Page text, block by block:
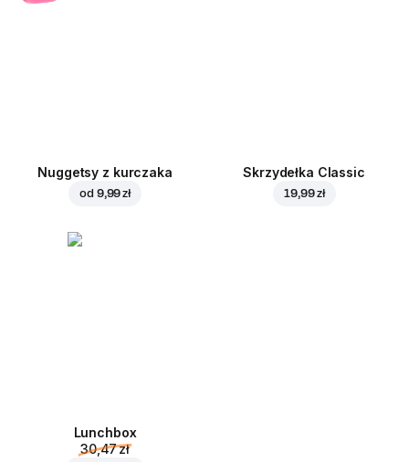
Nuggetsy z kurczaka
od 9,99 zł
Skrzydełka Classic
19,99 zł
Lunchbox
30,47 zł